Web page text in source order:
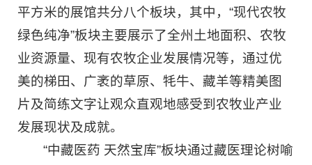
平方米的展馆共分八个板块，其中，“现代农牧
绿色纯净”板块主要展示了全州土地面积、农牧
业资源量、现有农牧企业发展情况等，通过优
美的梯田、广袤的草原、牦牛、藏羊等精美图
片及简练文字让观众直观地感受到农牧业产业
发展现状及成就。
“中藏医药 天然宝库”板块通过藏医理论树喻